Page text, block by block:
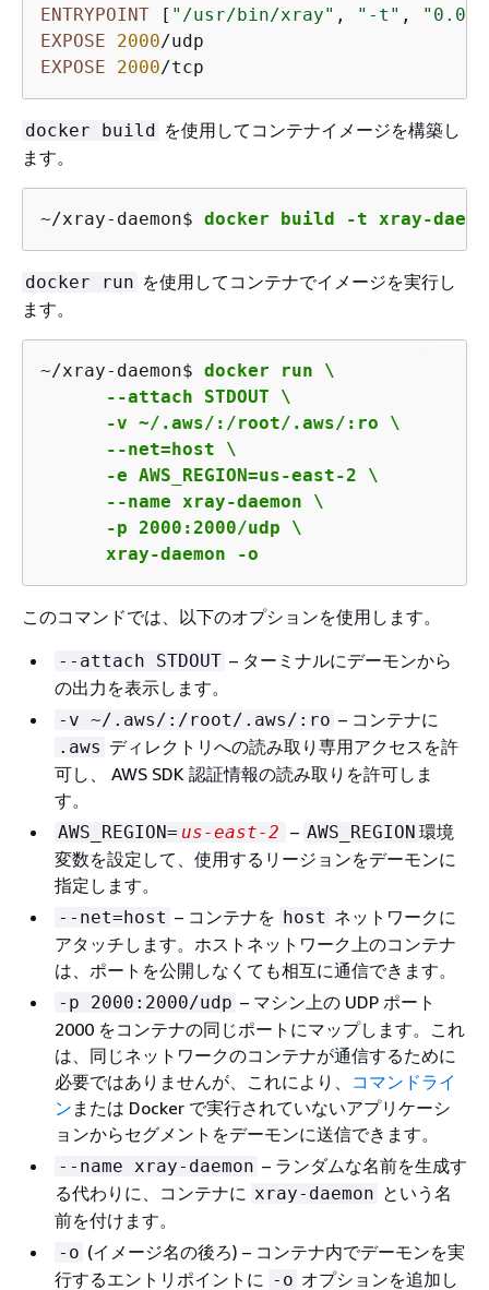
ENTRYPOINT [ "/usr/bin/xray" , "-t" ,
EXPOSE
2000
EXPOSE
2000/tcp
docker build を使用してコンテナイメージを構築し
ます。
~/xray-daemon$ docker build -t xray-
docker run を使用してコンテナでイメージを実行し
ます。
~/xray-daemon$ docker run \
      --attach STDOUT \
      -v ~/.aws/:/root/.aws/:ro \
      --net=host \
      -e AWS_REGION=us-east-2 \
      --name xray-daemon \
      -p 2000:2000/udp \
      xray-daemon -o
このコマンドでは、以下のオプションを使用します。
--attach STDOUT – ターミナルにデーモンから
の出力を表示します。
-v ~/.aws/:/root/.aws/:ro – コンテナに
.aws ディレクトリへの読み取り専用アクセスを許
可し、 AWS SDK 認証情報の読み取りを許可しま
す。
AWS_REGION= us-east-2 – AWS_REGION 環境
変数を設定して、使用するリージョンをデーモンに
指定します。
--net=host – コンテナを host ネットワークに
アタッチします。ホストネットワーク上のコンテナ
は、ポートを公開しなくても相互に通信できます。
-p 2000:2000/udp – マシン上の UDP ポート
2000 をコンテナの同じポートにマップします。これ
は、同じネットワークのコンテナが通信するために
必要ではありませんが、これにより、 コマンドライ
ン または Docker で実行されていないアプリケーシ
ョンからセグメントをデーモンに送信できます。
--name xray-daemon – ランダムな名前を生成す
る代わりに、コンテナに xray-daemon という名
前を付けます。
-o (イメージ名の後ろ) – コンテナ内でデーモンを実
行するエントリポイントに -o オプションを追加し